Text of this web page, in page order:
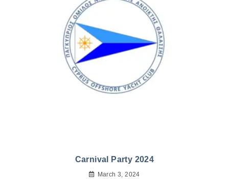
Carnival Party 2024
March 3, 2024